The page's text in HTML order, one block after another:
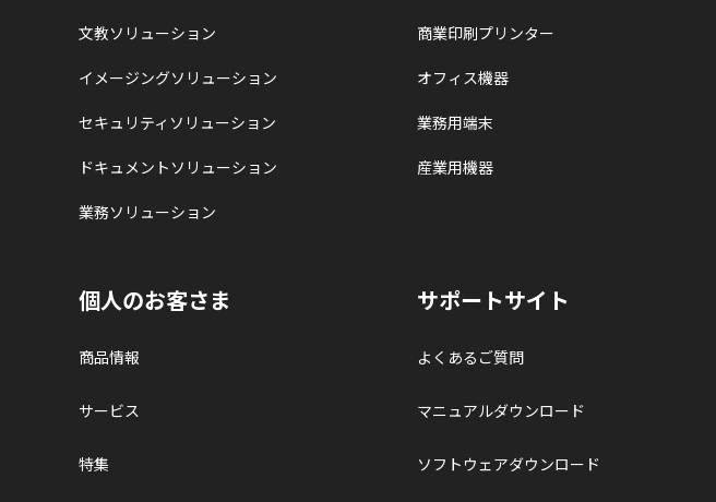
文教ソリューション
イメージングソリューション
セキュリティソリューション
ドキュメントソリューション
業務ソリューション
商業印刷プリンター
オフィス機器
業務用端末
産業用機器
個人のお客さま
商品情報
サービス
特集
サポートサイト
よくあるご質問
マニュアルダウンロード
ソフトウェアダウンロード